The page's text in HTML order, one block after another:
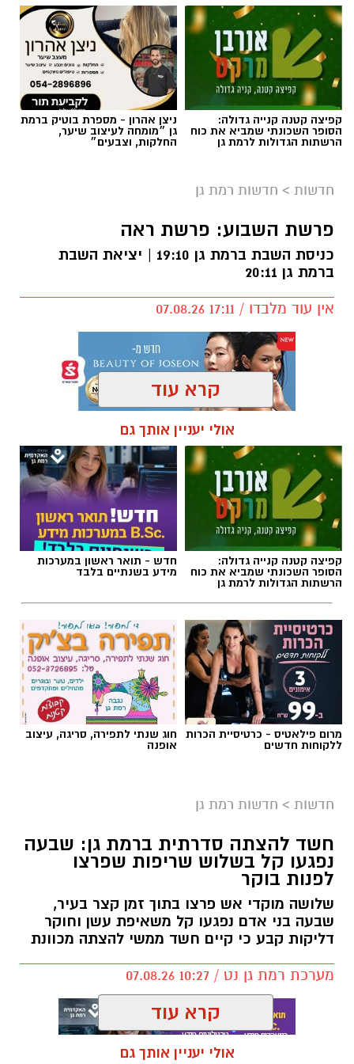
קפיצה קטנה קנייה גדולה:
הסופר השכונתי שמביא את כוח
הרשתות הגדולות לרמת גן
ניצן אהרון - מספרת בוטיק ברמת
גן ״מומחה לעיצוב שיער,
החלקות, וצבעים״
חדשות > חדשות רמת גן
פרשת השבוע: פרשת ראה
כניסת השבת ברמת גן 19:10 | יציאת השבת
ברמת גן 20:11
אין עוד מלבדו / 17:11 07.08.26
פרשת השבוע, זמני כניסת השבת ברמת גן
אילוסטרציה AI
הברכה מתחילה הרבה לפני הנס
לרפואה.
לפרנסה.
לילדים.
לזיווג.
אנחנו משוכנעים שהברכה תגיע ביום שבו המציאות
תשתנה.
"רְאֵה אָנֹכִי נֹתֵן לִפְנֵיכֶם הַיּוֹם בְּרָכָה..."
שימו לב למילה אחת.
לא "אתן".
קרא עוד
אולי יעניין אותך גם
קפיצה קטנה קנייה גדולה:
הסופר השכונתי שמביא את כוח
הרשתות הגדולות לרמת גן
חדש - תואר ראשון במערכות
מידע בשנתיים בלבד
מרום פילאטיס - כרטיסיית הכרות
ללקוחות חדשים
חוג שנתי לתפירה, סריגה, עיצוב
אופנה
חדשות > חדשות רמת גן
חשד להצתה סדרתית ברמת גן: שבעה
נפגעו קל בשלוש שריפות שפרצו
לפנות בוקר
שלושה מוקדי אש פרצו בתוך זמן קצר בעיר,
שבעה בני אדם נפגעו קל משאיפת עשן וחוקר
דליקות קבע כי קיים חשד ממשי להצתה מכוונת
מערכת רמת גן נט / 10:27 07.08.26
קרא עוד
אולי יעניין אותך גם